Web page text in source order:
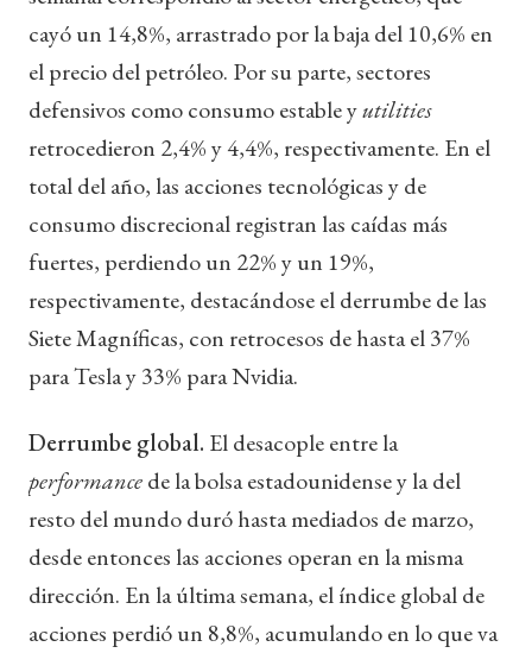
cayó un 14,8%, arrastrado por la baja del 10,6% en
el precio del petróleo. Por su parte, sectores
defensivos como consumo estable yutilities
retrocedieron 2,4% y 4,4%, respectivamente. En el
total del año, las acciones tecnológicas y de
consumo discrecional registran las caídas más
fuertes, perdiendo un 22% y un 19%,
respectivamente, destacándose el derrumbe de las
Siete Magníficas, con retrocesos de hasta el 37%
para Tesla y 33% para Nvidia.
Derrumbe global. El desacople entre la
performancede la bolsa estadounidense y la del
resto del mundo duró hasta mediados de marzo,
desde entonces las acciones operan en la misma
dirección. En la última semana, el índice global de
acciones perdió un 8,8%, acumulando en lo que va